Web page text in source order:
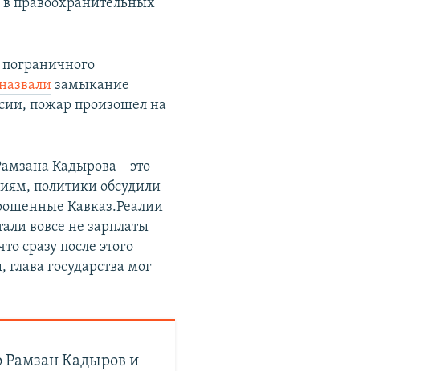
в правоохранительных
замыкание
пожар произошел на
Кадырова – это
политики обсудили
Кавказ.Реалии
вовсе не зарплаты
сразу после этого
государства мог
Рамзан Кадыров и